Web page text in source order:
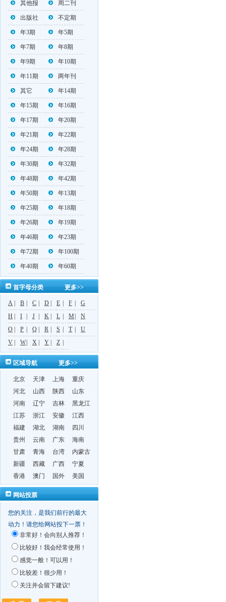
其他报 周二刊
出版社 不定期
年3期 年5期
年7期 年8期
年9期 年10期
年11期 两年刊
其它 年14期
年15期 年16期
年17期 年20期
年21期 年22期
年24期 年28期
年30期 年32期
年48期 年42期
年50期 年13期
年25期 年18期
年26期 年19期
年46期 年23期
年72期 年100期
年40期 年60期
更多>>
首字母分类
A B C D E F
G
H
I J K L M
N
O
P Q R S T
U
V
W X Y Z
更多>>
区域导航
北京 天津 上海
重庆
河北
山西 陕西
山东
河南
辽宁 吉林
黑龙江
江苏
浙江 安徽
江西
福建
湖北 湖南
四川
贵州
云南 广东
海南
甘肃
青海 台湾
内蒙古
新疆
西藏 广西
宁夏
香港
澳门 国外 美国
网站投票
您的关注，是我们前行的最大
动力！请您给网站投下一票！
非常好！会向别人推荐！
比较好！我会经常使用！
感觉一般！可以用！
比较差！很少用！
关注并会留下建议!